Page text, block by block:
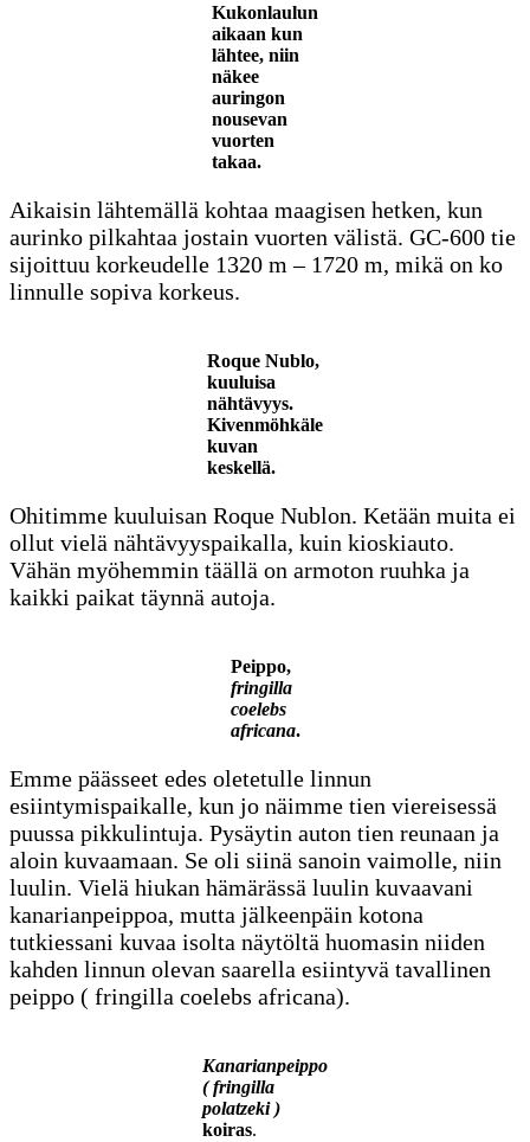
Kukonlaulun
aikaan kun
lähtee, niin
näkee
auringon
nousevan
vuorten
takaa.
Aikaisin lähtemällä kohtaa maagisen hetken, kun
aurinko pilkahtaa jostain vuorten välistä. GC-600 tie
sijoittuu korkeudelle 1320 m – 1720 m, mikä on ko
linnulle sopiva korkeus.
Roque Nublo,
kuuluisa
nähtävyys.
Kivenmöhkäle
kuvan
keskellä.
Ohitimme kuuluisan Roque Nublon. Ketään muita ei
ollut vielä nähtävyyspaikalla, kuin kioskiauto.
Vähän myöhemmin täällä on armoton ruuhka ja
kaikki paikat täynnä autoja.
Peippo,
fringilla
coelebs
africana.
Emme päässeet edes oletetulle linnun
esiintymispaikalle, kun jo näimme tien viereisessä
puussa pikkulintuja. Pysäytin auton tien reunaan ja
aloin kuvaamaan. Se oli siinä sanoin vaimolle, niin
luulin. Vielä hiukan hämärässä luulin kuvaavani
kanarianpeippoa, mutta jälkeenpäin kotona
tutkiessani kuvaa isolta näytöltä huomasin niiden
kahden linnun olevan saarella esiintyvä tavallinen
peippo ( fringilla coelebs africana).
Kanarianpeippo
( fringilla
polatzeki )
koiras.